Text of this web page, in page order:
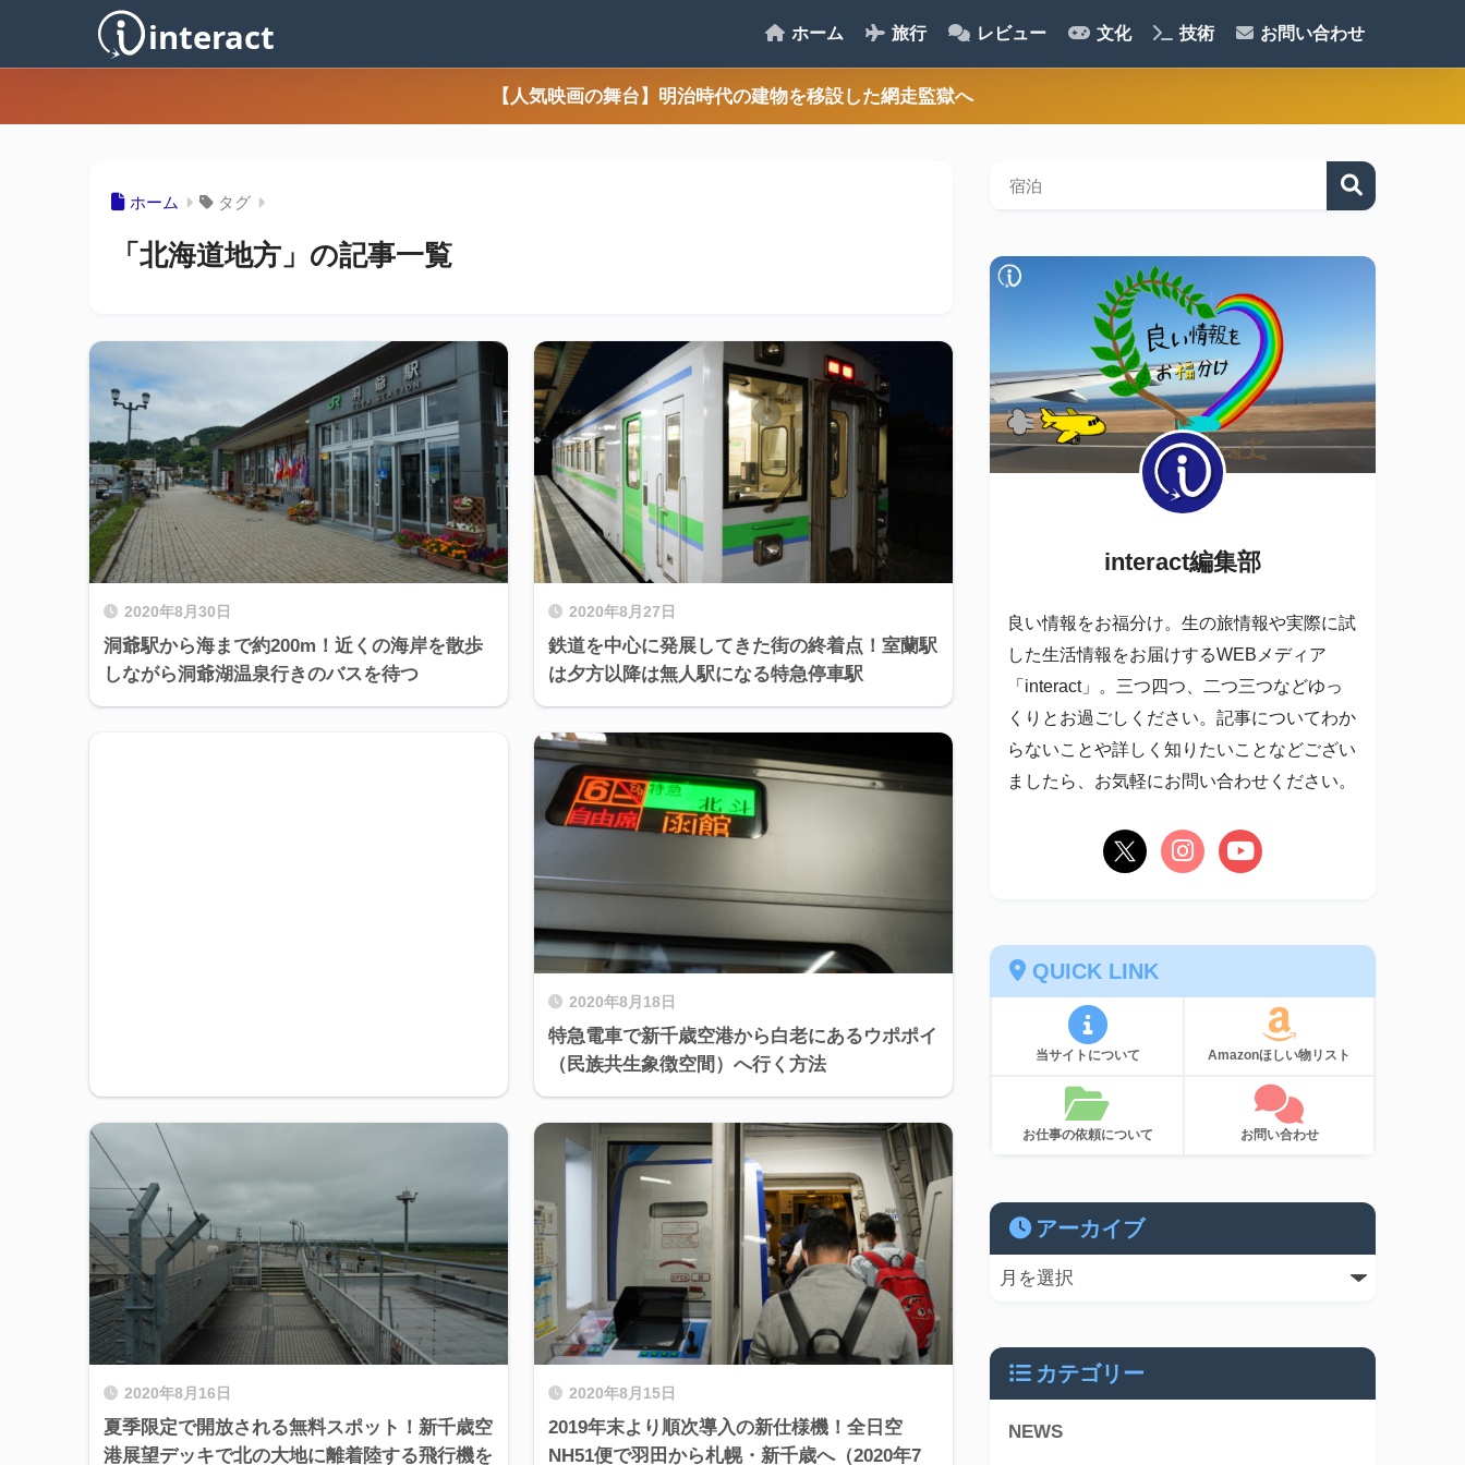
ホーム 旅行 レビュー 文化 技術 お問い合わせ
【人気映画の舞台】明治時代の建物を移設した網走監獄へ
ホーム タグ
「北海道地方」の記事一覧
2020年8月30日
洞爺駅から海まで約200m！近くの海岸を散歩
しながら洞爺湖温泉行きのバスを待つ
2020年8月27日
鉄道を中心に発展してきた街の終着点！室蘭駅
は夕方以降は無人駅になる特急停車駅
2020年8月18日
特急電車で新千歳空港から白老にあるウポポイ
（民族共生象徴空間）へ行く方法
2020年8月16日
夏季限定で開放される無料スポット！新千歳空
港展望デッキで北の大地に離着陸する飛行機を
2020年8月15日
2019年末より順次導入の新仕様機！全日空
NH51便で羽田から札幌・新千歳へ（2020年7
interact編集部
良い情報をお福分け。生の旅情報や実際に試
した生活情報をお届けするWEBメディア
「interact」。三つ四つ、二つ三つなどゆっ
くりとお過ごしください。記事についてわか
らないことや詳しく知りたいことなどござい
ましたら、お気軽にお問い合わせください。
QUICK LINK
当サイトについて Amazonほしい物リスト
お仕事の依頼について お問い合わせ
アーカイブ
カテゴリー
NEWS